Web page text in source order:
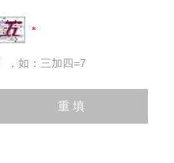
，如：三加四=7